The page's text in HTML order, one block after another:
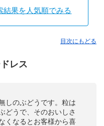
結果を人気順でみる
目次にもどる
レス
しのぶどうです。粒は
どうで、そのおいしさ
くなるとお客様から喜